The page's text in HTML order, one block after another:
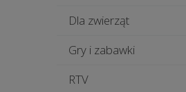
Dla zwierząt
Gry i zabawki
RTV